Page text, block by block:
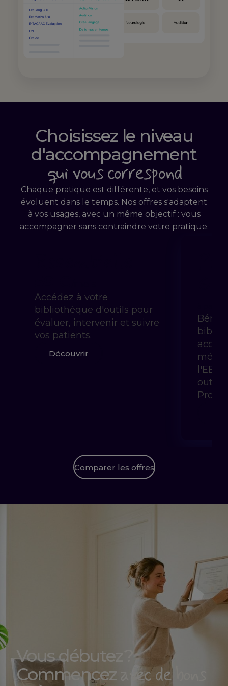
Choisissez le niveau
d'accompagnement
qui vous correspond
Chaque pratique est différente, et vos besoins
évoluent dans le temps. Nos offres s'adaptent
à vos usages, avec un même objectif : vous
accompagner sans contraindre votre pratique.
Accédez à votre
bibliothèque d'outils pour
évaluer, intervenir et suivre
vos patients.
Découvrir
l'EBP
outils
Comparer les offres
Vous débutez ?
Commencez
avec de bons